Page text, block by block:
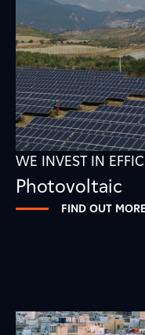
WE INVEST IN
Photovoltaic
FIND OUT MORE